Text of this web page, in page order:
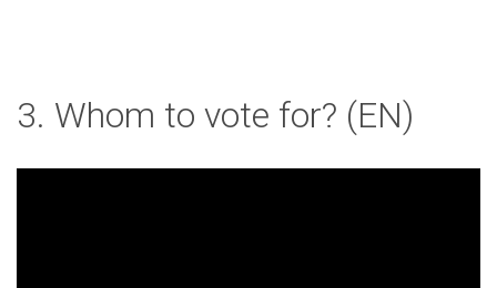
3. Whom to vote for? (EN)